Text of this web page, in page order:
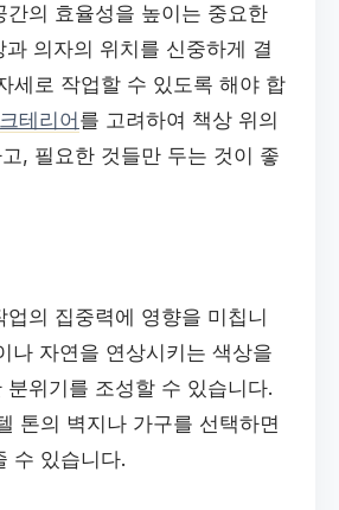
간의 효율성을 높이는 중요한
과 의자의 위치를 신중하게 결
세로 작업할 수 있도록 해야 합
테리어를 고려하여 책상 위의
, 필요한 것들만 두는 것이 좋
업의 집중력에 영향을 미칩니
나 자연을 연상시키는 색상을
분위기를 조성할 수 있습니다.
톤의 벽지나 가구를 선택하면
수 있습니다.